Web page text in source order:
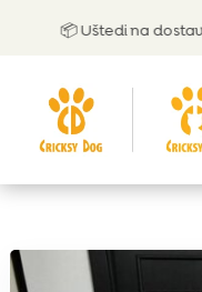
📦 Uštedi na dostavi